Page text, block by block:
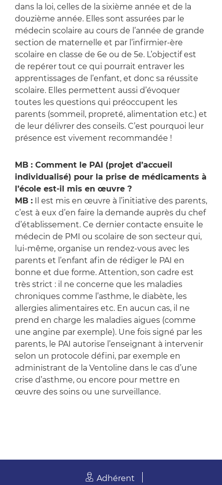
dans la loi, celles de la sixième année et de la
douzième année. Elles sont assurées par le
médecin scolaire au cours de l’année de grande
section de maternelle et par l’infirmier-ère
scolaire en classe de 6e ou de 5e. L’objectif est
de repérer tout ce qui pourrait entraver les
apprentissages de l’enfant, et donc sa réussite
scolaire. Elles permettent aussi d’évoquer
toutes les questions qui préoccupent les
parents (sommeil, propreté, alimentation etc.) et
de leur délivrer des conseils. C’est pourquoi leur
présence est vivement recommandée !
MB : Comment le PAI (projet d’accueil
individualisé) pour la prise de médicaments à
l’école est-il mis en œuvre ?
MB : Il est mis en œuvre à l’initiative des parents,
c’est à eux d’en faire la demande auprès du chef
d’établissement. Ce dernier contacte ensuite le
médecin de PMI ou scolaire de son secteur qui,
lui-même, organise un rendez-vous avec les
parents et l’enfant afin de rédiger le PAI en
bonne et due forme. Attention, son cadre est
très strict : il ne concerne que les maladies
chroniques comme l’asthme, le diabète, les
allergies alimentaires etc. En aucun cas, il ne
prend en charge les maladies aigues (comme
une angine par exemple). Une fois signé par les
parents, le PAI autorise l’enseignant à intervenir
selon un protocole défini, par exemple en
administrant de la Ventoline dans le cas d’une
crise d’asthme, ou encore pour mettre en
œuvre des soins ou une surveillance.
Adhérent